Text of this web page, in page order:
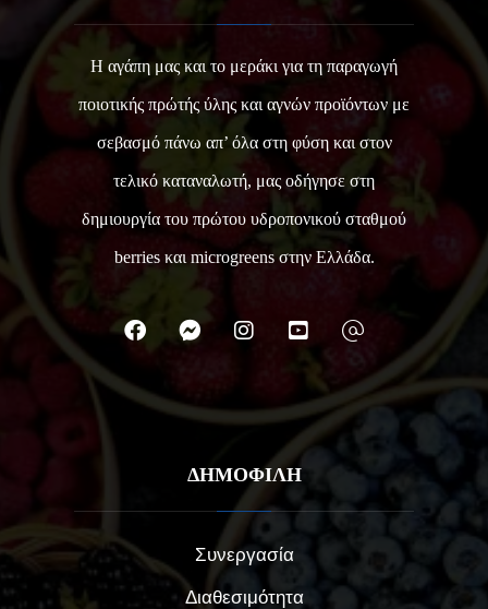
Η αγάπη μας και το μεράκι για τη παραγωγή
ποιοτικής πρώτής ύλης και αγνών προϊόντων με
σεβασμό πάνω απ’ όλα στη φύση και στον
τελικό καταναλωτή, μας οδήγησε στη
δημιουργία του πρώτου υδροπονικού σταθμού
berries και microgreens στην Ελλάδα.
ΔΗΜΟΦΙΛΗ
Συνεργασία
Διαθεσιμότητα